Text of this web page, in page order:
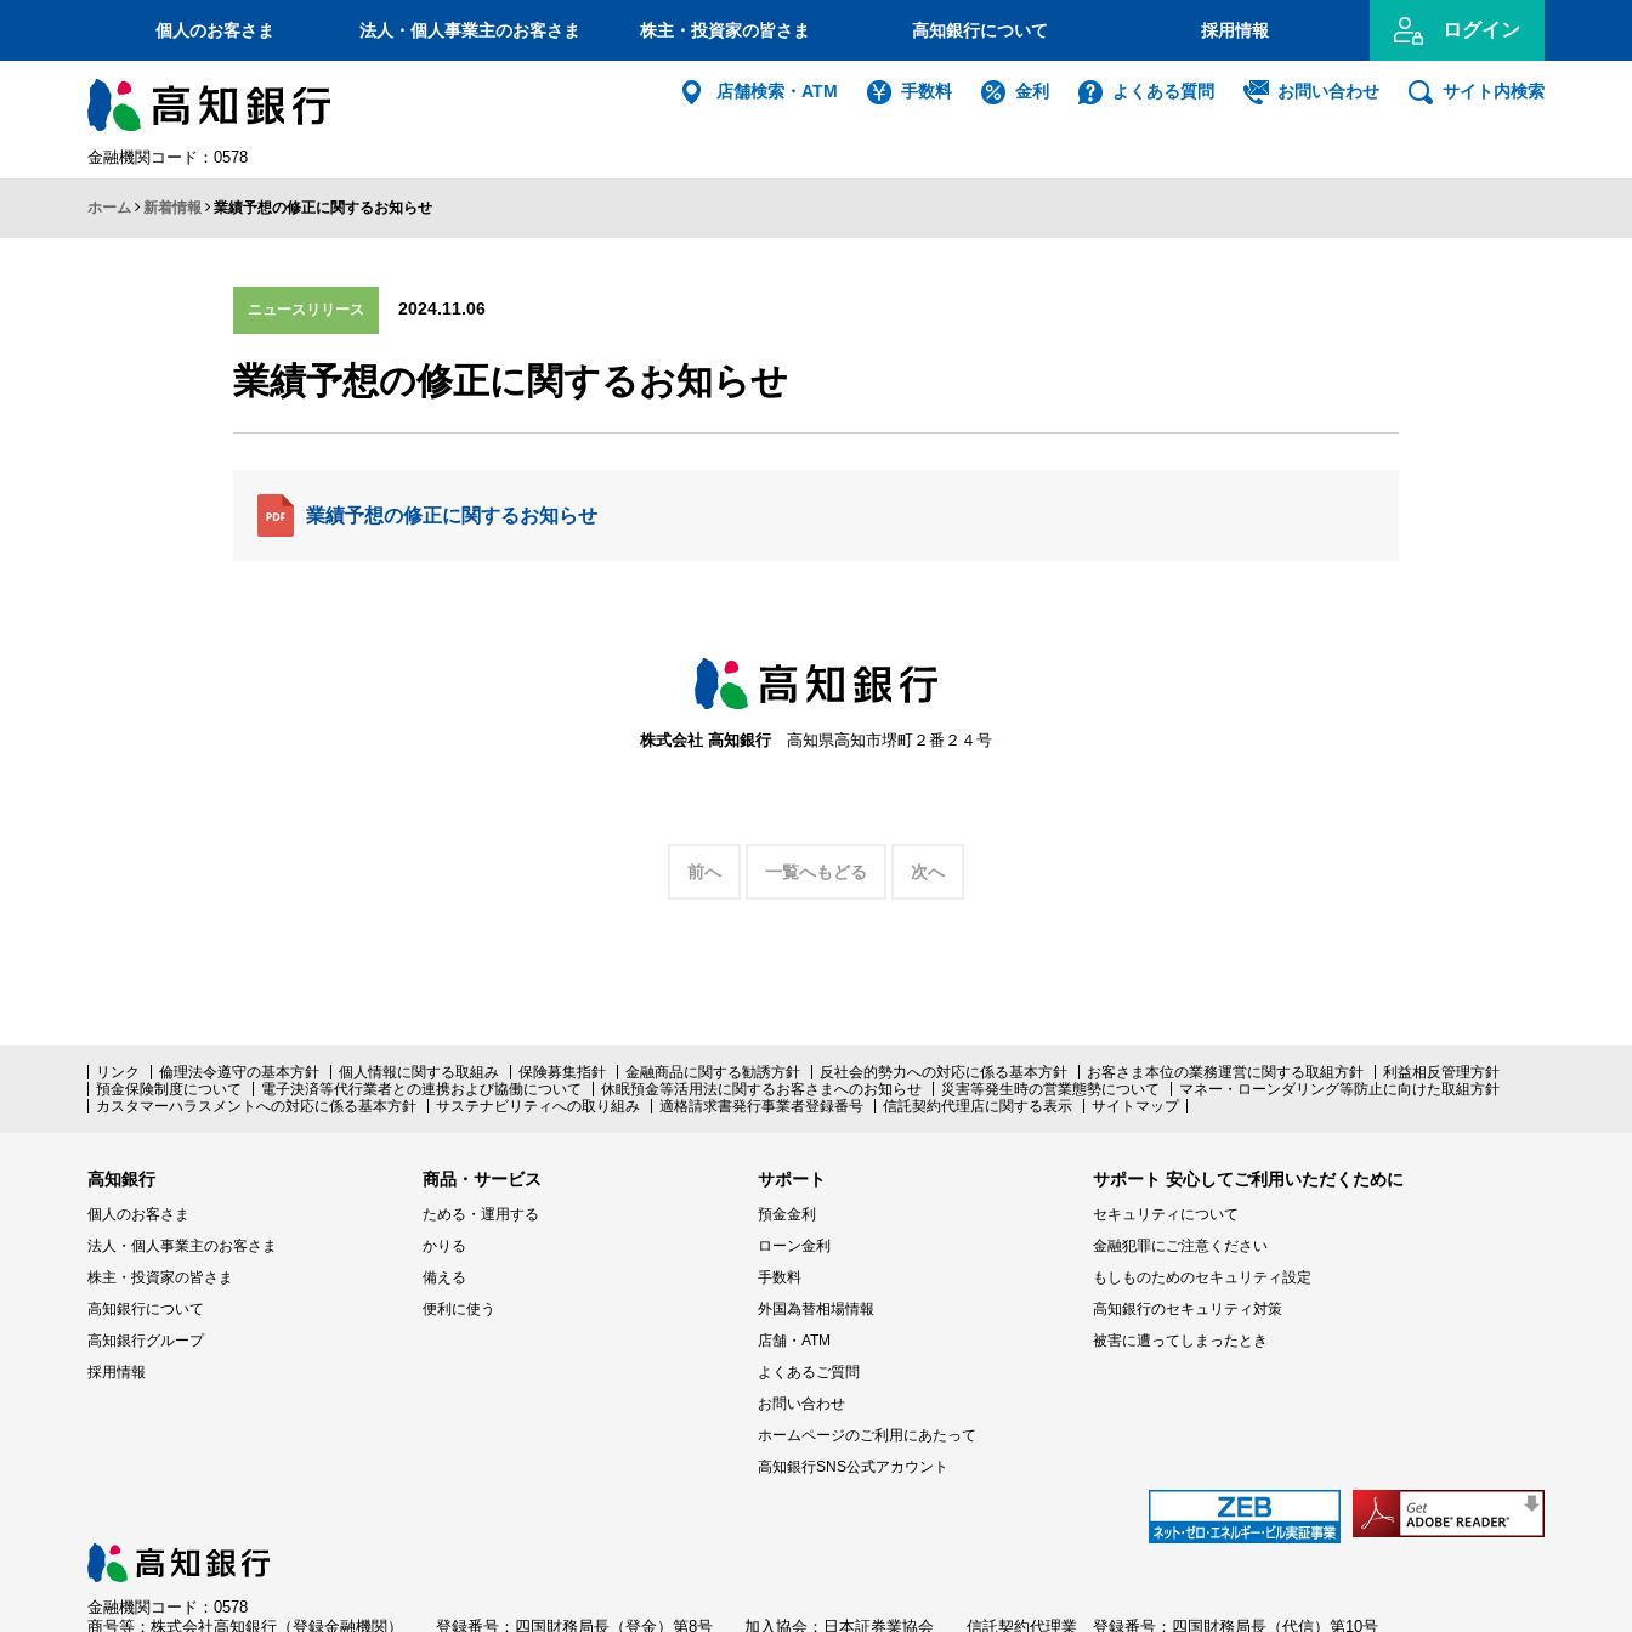
個人のお客さま 法人・個人事業主のお客さま 株主・投資家の皆さま 高知銀行について 採用情報 ログイン
個人のお客さま
バンキング
投資信託
電子証明書方式 ID・暗証番号方式
契約法人電子証明書取得
金融機関コード：0578
店舗検索・ATM 手数料 金利 よくある質問 お問い合わせ サイト内検索
ホーム 新着情報 業績予想の修正に関するお知らせ
ニュースリリース 2024.11.06
業績予想の修正に関するお知らせ
業績予想の修正に関するお知らせ
株式会社 高知銀行高知県高知市堺町２番２４号
前へ 一覧へもどる 次へ
リンク 倫理法令遵守の基本方針 個人情報に関する取組み 保険募集指針 金融商品に関する勧誘方針 反社会的勢力への対応に係る基本方針 お客さま本位の業務運営に関する取組方針
利益相反管理方針
預金保険制度について
電子決済等代行業者との連携および協働について 休眠預金等活用法に関するお客さまへのお知らせ 災害等発生時の営業態勢について
マネー・ローンダリング等防止に向けた取組方針
カスタマーハラスメントへの対応に係る基本方針
サステナビリティへの取り組み 適格請求書発行事業者登録番号 信託契約代理店に関する表示 サイトマップ
高知銀行
個人のお客さま
法人・個人事業主のお客さま
株主・投資家の皆さま
高知銀行について
高知銀行グループ
採用情報
商品・サービス
ためる・運用する
かりる
備える
便利に使う
サポート
預金金利
ローン金利
手数料
外国為替相場情報
店舗・ATM
よくあるご質問
お問い合わせ
ホームページのご利用にあたって
高知銀行SNS公式アカウント
サポート 安心してご利用いただくために
セキュリティについて
金融犯罪にご注意ください
もしものためのセキュリティ設定
高知銀行のセキュリティ対策
被害に遭ってしまったとき
金融機関コード：0578
商号等：株式会社高知銀行（登録金融機関）
登録番号：四国財務局長（登金）第8号 加入協会：日本証券業協会 信託契約代理業 登録番号：四国財務局長（代信）第10号